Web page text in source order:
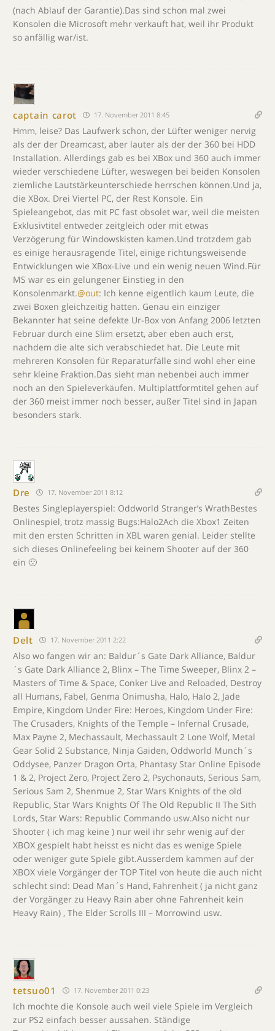
(nach Ablauf der Garantie).Das sind schon mal zwei
Konsolen die Microsoft mehr verkauft hat, weil ihr Produkt
so anfällig war/ist.
captain carot 17. November 2011 8:45
Hmm, leise? Das Laufwerk schon, der Lüfter weniger nervig
als der der Dreamcast, aber lauter als der der 360 bei HDD
Installation. Allerdings gab es bei XBox und 360 auch immer
wieder verschiedene Lüfter, weswegen bei beiden Konsolen
ziemliche Lautstärkeunterschiede herrschen können.Und ja,
die XBox. Drei Viertel PC, der Rest Konsole. Ein
Spieleangebot, das mit PC fast obsolet war, weil die meisten
Exklusivtitel entweder zeitgleich oder mit etwas
Verzögerung für Windowskisten kamen.Und trotzdem gab
es einige herausragende Titel, einige richtungsweisende
Entwicklungen wie XBox-Live und ein wenig neuen Wind.Für
MS war es ein gelungener Einstieg in den
Konsolenmarkt.@out: Ich kenne eigentlich kaum Leute, die
zwei Boxen gleichzeitig hatten. Genau ein einziger
Bekannter hat seine defekte Ur-Box von Anfang 2006 letzten
Februar durch eine Slim ersetzt, aber eben auch erst,
nachdem die alte sich verabschiedet hat. Die Leute mit
mehreren Konsolen für Reparaturfälle sind wohl eher eine
sehr kleine Fraktion.Das sieht man nebenbei auch immer
noch an den Spieleverkäufen. Multiplattformtitel gehen auf
der 360 meist immer noch besser, außer Titel sind in Japan
besonders stark.
Dre 17. November 2011 8:12
Bestes Singleplayerspiel: Oddworld Stranger’s WrathBestes
Onlinespiel, trotz massig Bugs:Halo2Ach die Xbox1 Zeiten
mit den ersten Schritten in XBL waren genial. Leider stellte
sich dieses Onlinefeeling bei keinem Shooter auf der 360
ein 🙁
Delt 17. November 2011 2:22
Also wo fangen wir an: Baldur´s Gate Dark Alliance, Baldur
´s Gate Dark Alliance 2, Blinx – The Time Sweeper, Blinx 2 –
Masters of Time & Space, Conker Live and Reloaded, Destroy
all Humans, Fabel, Genma Onimusha, Halo, Halo 2, Jade
Empire, Kingdom Under Fire: Heroes, Kingdom Under Fire:
The Crusaders, Knights of the Temple – Infernal Crusade,
Max Payne 2, Mechassault, Mechassault 2 Lone Wolf, Metal
Gear Solid 2 Substance, Ninja Gaiden, Oddworld Munch´s
Oddysee, Panzer Dragon Orta, Phantasy Star Online Episode
1 & 2, Project Zero, Project Zero 2, Psychonauts, Serious Sam,
Serious Sam 2, Shenmue 2, Star Wars Knights of the old
Republic, Star Wars Knights Of The Old Republic II The Sith
Lords, Star Wars: Republic Commando usw.Also nicht nur
Shooter ( ich mag keine ) nur weil ihr sehr wenig auf der
XBOX gespielt habt heisst es nicht das es wenige Spiele
oder weniger gute Spiele gibt.Ausserdem kammen auf der
XBOX viele Vorgänger der TOP Titel von heute die auch nicht
schlecht sind: Dead Man´s Hand, Fahrenheit ( ja nicht ganz
der Vorgänger zu Heavy Rain aber ohne Fahrenheit kein
Heavy Rain) , The Elder Scrolls III – Morrowind usw.
tetsuo01 17. November 2011 0:23
Ich mochte die Konsole auch weil viele Spiele im Vergleich
zur PS2 einfach besser aussahen. Ständige